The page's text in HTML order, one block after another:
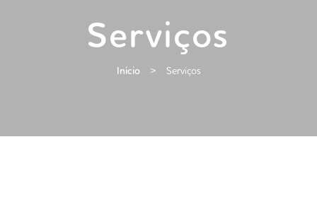
Serviços
Início > Serviços